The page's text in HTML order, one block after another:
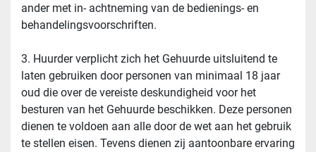
ander met in- achtneming van de bedienings- en
behandelingsvoorschriften.
3. Huurder verplicht zich het Gehuurde uitsluitend te
laten gebruiken door personen van minimaal 18 jaar
oud die over de vereiste deskundigheid voor het
besturen van het Gehuurde beschikken. Deze personen
dienen te voldoen aan alle door de wet aan het gebruik
te stellen eisen. Tevens dienen zij aantoonbare ervaring